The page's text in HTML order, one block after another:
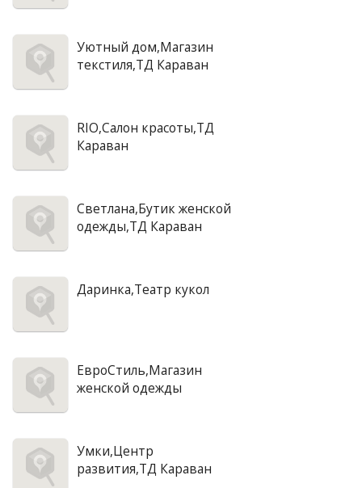
Уютный дом,Магазин
текстиля,ТД Караван
RIO,Салон красоты,ТД
Караван
Светлана,Бутик женской
одежды,ТД Караван
Даринка,Театр кукол
ЕвроСтиль,Магазин
женской одежды
Умки,Центр
развития,ТД Караван